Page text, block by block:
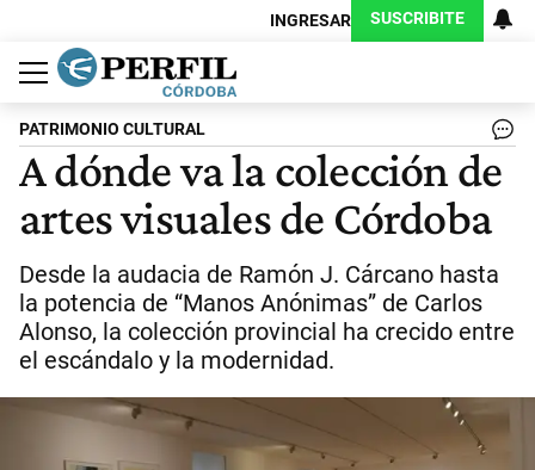
INGRESAR SUSCRIBITE
Política
Economía
Judiciales
Sociedad
Cultura
Espectáculos
Deportes
Protagonistas
PATRIMONIO CULTURAL
A dónde va la colección de
artes visuales de Córdoba
Desde la audacia de Ramón J. Cárcano hasta
la potencia de “Manos Anónimas” de Carlos
Alonso, la colección provincial ha crecido entre
el escándalo y la modernidad.